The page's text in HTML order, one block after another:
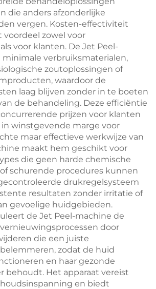
die anders afzonderlijke
vergen. Kosten-effectiviteit
zowel voor
voor klanten. De Jet Peel-
minimale verbruiksmaterialen,
zoutoplossingen of
waardoor de
laag blijven zonder in te boeten
de behandeling. Deze efficiëntie
prijzen voor klanten
winstgevende marge voor
maar effectieve werkwijze van
maakt hem geschikt voor
die geen harde chemische
schurende procedures kunnen
drukregelsysteem
resultaten zonder irritatie of
gevoelige huidgebieden.
de Jet Peel-machine de
door
die een juiste
zodat de huid
en haar gezonde
behoudt. Het apparaat vereist
en biedt